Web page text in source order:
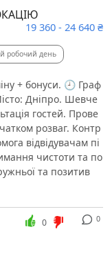
19 360 - 24 640 ₴
робочий день
+ бонуси. 🕘 Граф
Дніпро. Шевче
гостей. Прове
розваг. Контр
відвідувачам пі
чистоти та по
та позитив
0
0